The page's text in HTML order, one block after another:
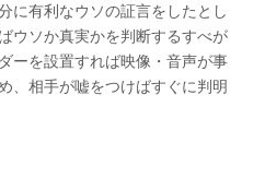
に有利なウソの証言をしたとし
ウソか真実かを判断するすべが
ーを設置すれば映像・音声が事
、相手が嘘をつけばすぐに判明